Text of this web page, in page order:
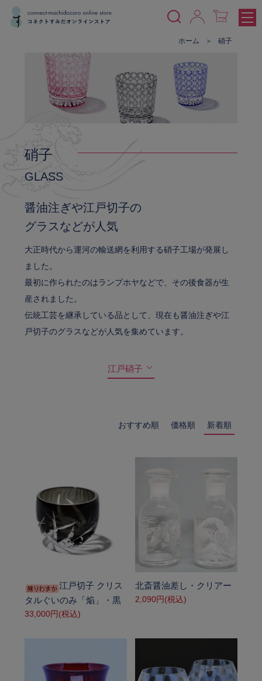
ホーム 硝子
硝子
GLASS
醤油注ぎや江戸切子の
グラスなどが人気
大正時代から運河の輸送網を利用する硝子工場が発展し
ました。
最初に作られたのはランプホヤなどで、その後食器が生
産されました。
伝統工芸を継承している品として、現在も醤油注ぎや江
戸切子のグラスなどが人気を集めています。
江戸硝子
おすすめ順 価格順 新着順
江戸切子 クリス
タルぐいのみ「焔」・黒
33,000円(税込)
SOLD OUT
北斎醤油差し・クリアー
2,090円(税込)